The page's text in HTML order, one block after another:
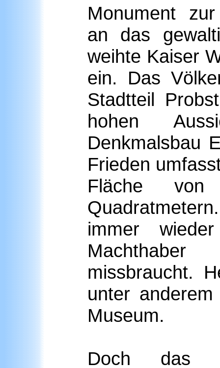
Monument
an das
weihte Kaiser
ein. Das
Stadtteil
hohen
Denkmalsbau
Frieden
Fläche von
immer
missbraucht.
unter
Museum.
Doch das